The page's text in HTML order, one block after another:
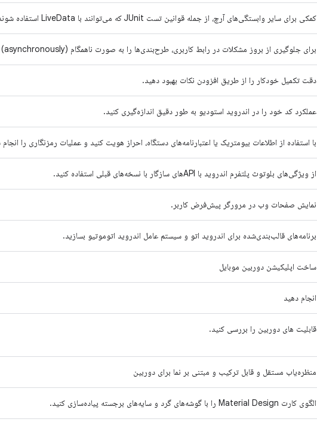
کمکی برای سایر وابستگی‌های آرچ، از جمله قوانین تست JUnit که می‌توانند با LiveData استفاده شوند.
برای جلوگیری از بروز مشکلات در رابط کاربری، طرح‌بندی‌ها را به صورت ناهمگام (asynchronously) پر کنید.
دقت تکمیل خودکار را از طریق افزودن نکات بهبود دهید.
عملکرد کد خود را در اندروید استودیو به طور دقیق اندازه‌گیری کنید.
با استفاده از اطلاعات بیومتریک یا اعتبارنامه‌های دستگاه، احراز هویت کنید و عملیات رمزنگاری را
از ویژگی‌های بلوتوث پلتفرم اندروید با APIهای سازگار با نسخه‌های قبلی استفاده کنید.
نمایش صفحات وب در مرورگر پیش‌فرض کاربر.
برنامه‌های قالب‌بندی‌شده برای اندروید اتو و سیستم عامل اندروید اتوموتیو بسازید.
ساخت اپلیکیشن دوربین موبایل
انجام دهید
قابلیت های دوربین را بررسی کنید.
منظره‌یاب مستقل و قابل ترکیب و مبتنی بر نما برای دوربین
الگوی کارت Material Design را با گوشه‌های گرد و سایه‌های برجسته پیاده‌سازی کنید.